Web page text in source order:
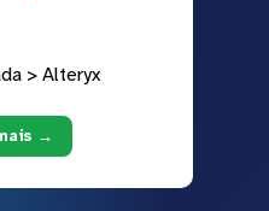
> Alteryx
→